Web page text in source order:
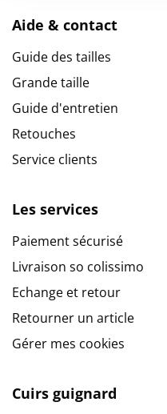
Aide & contact
Guide des tailles
Grande taille
Guide d'entretien
Retouches
Service clients
Les services
Paiement sécurisé
Livraison so colissimo
Echange et retour
Retourner un article
Gérer mes cookies
Cuirs guignard